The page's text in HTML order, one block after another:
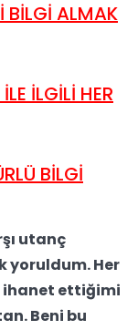
BİLGİ ALMAK
İLGİLİ HER
BİLGİ
utanç
yoruldum. Her
ihanet ettiğimi
Beni bu